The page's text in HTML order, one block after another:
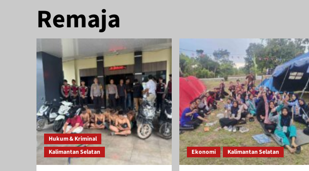
Remaja
Hukum & Kriminal
Kalimantan Selatan
Ekonomi Kalimantan Selatan